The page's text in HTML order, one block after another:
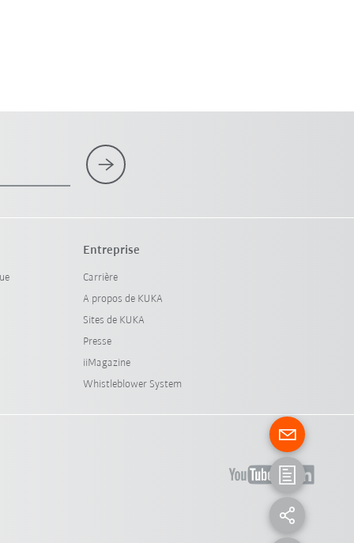
Entreprise
Carrière
A propos de KUKA
Sites de KUKA
Presse
iiMagazine
Whistleblower System